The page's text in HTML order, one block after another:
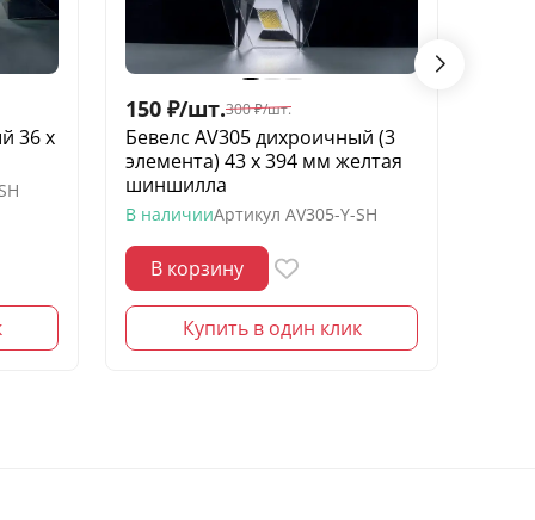
36 х
150 ₽/шт.300 ₽/шт.
Бевелс AV305 дихроичный (3
элемента) 43 х 394 мм желтая
шиншилла
В наличииАртикул AV305-Y-SH
В корзину
Купить в один клик